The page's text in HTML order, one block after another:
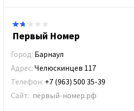
Первый Номер
Город: Барнаул
Адрес: Челюскинцев 117
Телефон: +7 (963) 500 35-39
Сайт: первый-номер.рф